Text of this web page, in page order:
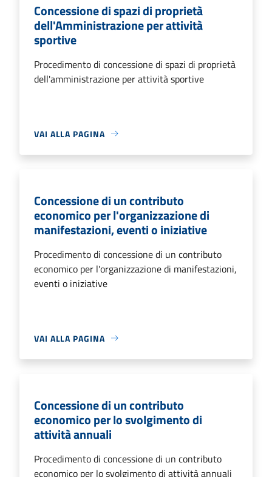
Concessione di spazi di proprietà
dell'Amministrazione per attività
sportive
Procedimento di concessione di spazi di proprietà
dell'amministrazione per attività sportive
VAI ALLA PAGINA
Concessione di un contributo
economico per l'organizzazione di
manifestazioni, eventi o iniziative
Procedimento di concessione di un contributo
economico per l'organizzazione di manifestazioni,
eventi o iniziative
VAI ALLA PAGINA
Concessione di un contributo
economico per lo svolgimento di
attività annuali
Procedimento di concessione di un contributo
economico per lo svolgimento di attività annuali